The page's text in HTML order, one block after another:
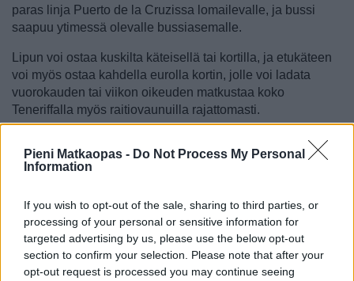
Pieni Matkaopas - Do Not Process My Personal
Information
If you wish to opt-out of the sale, sharing to third parties, or
processing of your personal or sensitive information for
targeted advertising by us, please use the below opt-out
section to confirm your selection. Please note that after your
opt-out request is processed you may continue seeing
paras linja Puerto de la Cruzissa lomailevalle, ja bussi
saapuu ytimessä olevalle bussiasemalle.
Lipun voi ostaa kuskilta käteisellä tai kortilla, ja etukäteen
voi myös ostaa kahdella eurolla kortin, jolle voi ladata
vuorokauden tai viikon oikeuden matkustaa koko
Teneriffalla myös raitiovaunuilla rajattomasti.
että Titsan
eliTeneriffan bussiyhtiön sivuilta
Lähtevien puolelta 0-tasolta voi siirtyä taksiin, jolla voi
matkustaa Puerto de la Cruziin tai minne tahansa
Teneriffalle nopeammin kuin usein pysähtelevillä busseilla.
Matkaa Puerto de la Cruziin on 90 kilometriä, matka kestää